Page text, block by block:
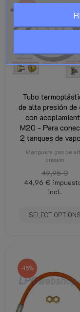
Tubo
de alta presión de
con
M20 - Para
2 tanques de
Manguera gas de
presión
49,95 €
44,96 €
incl.
SELECT OPTIONS
-15%